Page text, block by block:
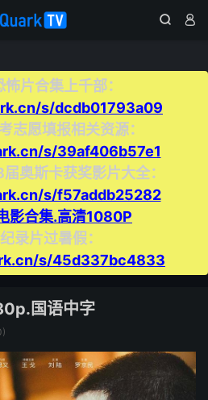
 
片合集上千部：
s/dcdb01793a09
志愿填报相关资源：
s/39af406b57e1
奥斯卡获奖影片大全：
s/f57addb25282
影合集.高清1080P
录片过暑假：
s/45d337bc4833
国语中字
)